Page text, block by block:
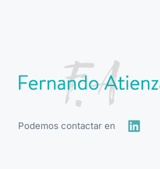
Podemos contactar en